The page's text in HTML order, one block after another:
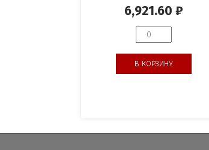
6,921.60 ₽
В КОРЗИНУ